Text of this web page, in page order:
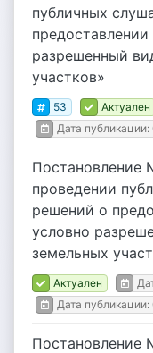
публичных
разрешенный
участков»
53 Актуален
Дата публикации:
Постановление
проведении
решений о
условно
земельных
Актуален
Дата публикации:
Постановление